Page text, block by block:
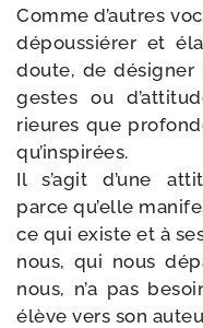
Comme d’autres
dépous­sié­rer et
doute, de dési­gner
gestes ou
rieures que
qu’ins­pi­rées.
Il s’a­git d’une
parce qu’elle
ce qui existe et à
nous, qui nous
nous, n’a pas
élève vers son